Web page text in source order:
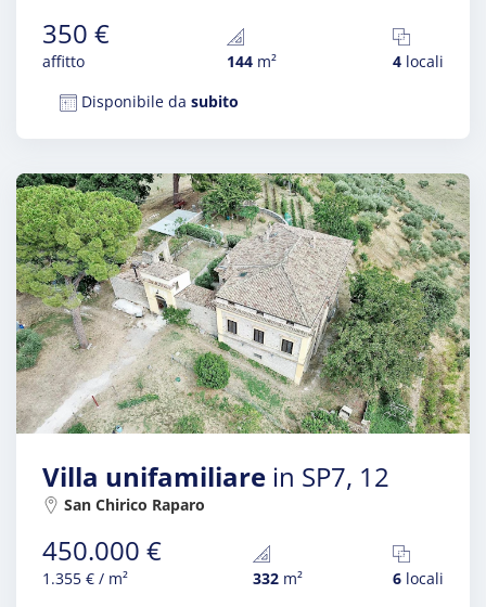
350 €
affitto 144m² 4 locali
Disponibile da subito
Villa unifamiliare in SP7, 12
San Chirico Raparo
450.000 €
1.355 € / m² 332m² 6 locali